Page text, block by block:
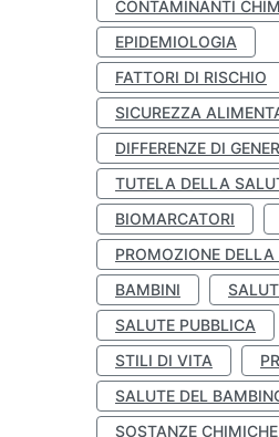
CONTAMINANTI
EPIDEMIOLOGIA
FATTORI DI RISCHIO
SICUREZZA
DIFFERENZE DI
TUTELA DELLA
BIOMARCATORI
PROMOZIONE DELLA
BAMBINI
SALUTE PUBBLICA
STILI DI VITA
SALUTE DEL
SOSTANZE CHIMICHE